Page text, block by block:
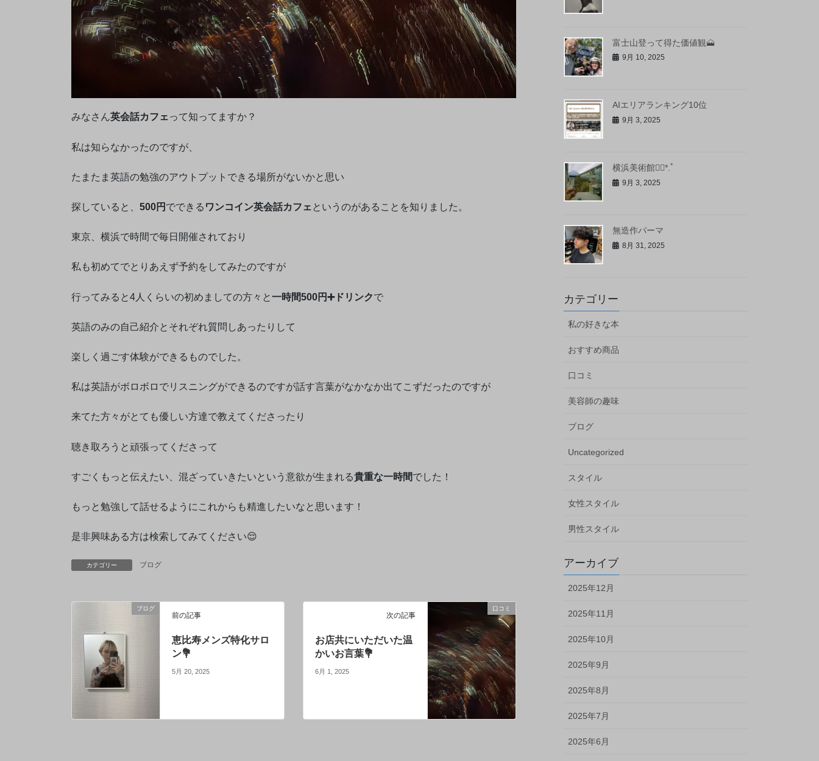
みなさん英会話カフェって知ってますか？
私は知らなかったのですが、
たまたま英語の勉強のアウトプットできる場所がないかと思い
探していると、 500円 でできる ワンコイン英会話カフェ というのがあることを知りました。
東京、横浜で時間で毎日開催されており
私も初めてでとりあえず予約をしてみたのですが
行ってみると4人くらいの初めましての方々と一時間500円➕ドリンクで
英語のみの自己紹介とそれぞれ質問しあったりして
楽しく過ごす体験ができるものでした。
私は英語がボロボロでリスニングができるのですが話す言葉がなかなか出てこずだったのですが
来てた方々がとても優しい方達で教えてくださったり
聴き取ろうと頑張ってくださって
すごくもっと伝えたい、混ざっていきたいという意欲が生まれる貴重な一時間でした！
もっと勉強して話せるようにこれからも精進したいなと思います！
是非興味ある方は検索してみてください😌
カテゴリー ブログ
ブログ
前の記事
恵比寿メンズ特化サロ
ン💐
5月 20, 2025
口コミ
次の記事
お店共にいただいた温
かいお言葉💐
6月 1, 2025
富士山登って得た価値観🗻
9月 10, 2025
AIエリアランキング10位
9月 3, 2025
横浜美術館❁⃘*.ﾟ
9月 3, 2025
無造作パーマ
8月 31, 2025
カテゴリー
私の好きな本
おすすめ商品
口コミ
美容師の趣味
ブログ
Uncategorized
スタイル
女性スタイル
男性スタイル
アーカイブ
2025年12月
2025年11月
2025年10月
2025年9月
2025年8月
2025年7月
2025年6月